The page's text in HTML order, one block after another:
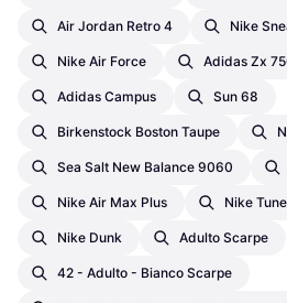
Air Jordan Retro 4 Nike
Nike Air Force Adidas Zx
Adidas Campus Sun 68
Birkenstock Boston Taupe
Sea Salt New Balance 9060
Nike Air Max Plus Nike
Nike Dunk Adulto Scarpe
42 - Adulto - Bianco Scarpe